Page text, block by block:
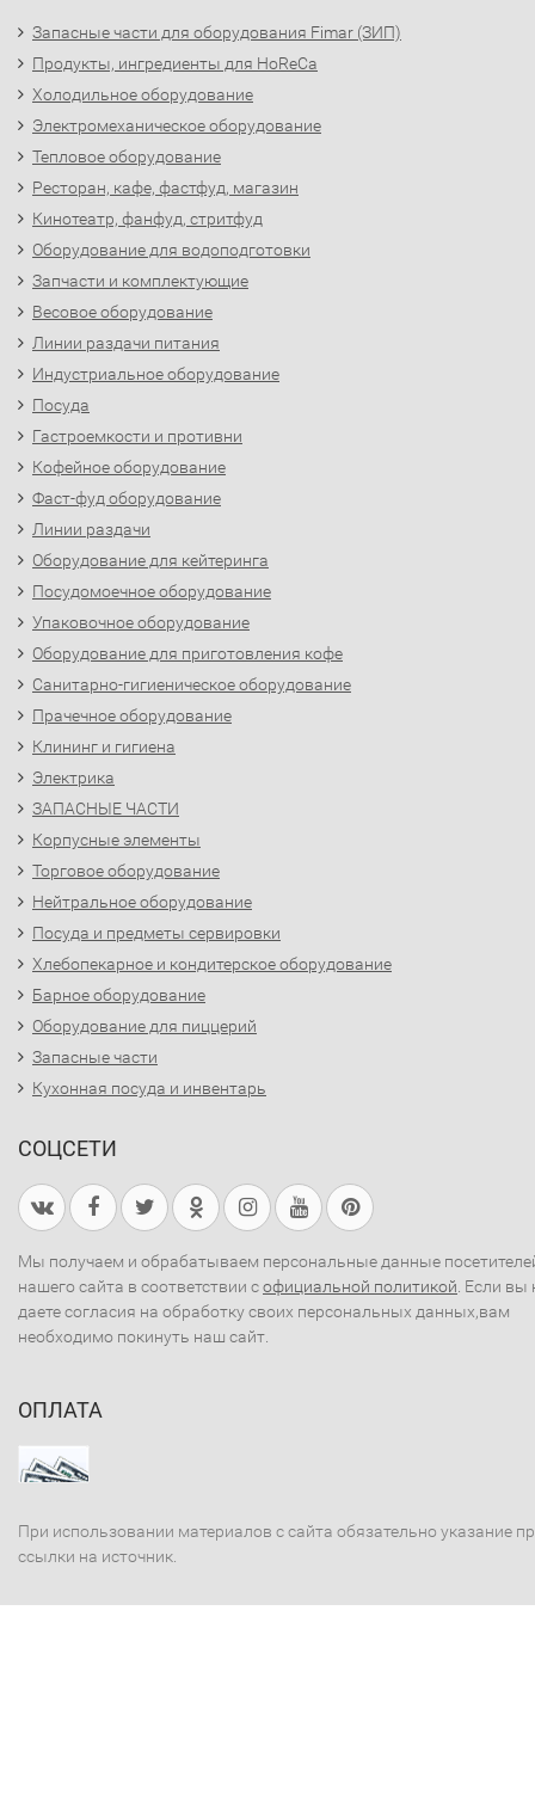
Запасные части для оборудования Fimar (ЗИП)
Продукты, ингредиенты для HoReCa
Холодильное оборудование
Электромеханическое оборудование
Тепловое оборудование
Ресторан, кафе, фастфуд, магазин
Кинотеатр, фанфуд, стритфуд
Оборудование для водоподготовки
Запчасти и комплектующие
Весовое оборудование
Линии раздачи питания
Индустриальное оборудование
Посуда
Гастроемкости и противни
Кофейное оборудование
Фаст-фуд оборудование
Линии раздачи
Оборудование для кейтеринга
Посудомоечное оборудование
Упаковочное оборудование
Оборудование для приготовления кофе
Санитарно-гигиеническое оборудование
Прачечное оборудование
Клининг и гигиена
Электрика
ЗАПАСНЫЕ ЧАСТИ
Корпусные элементы
Торговое оборудование
Нейтральное оборудование
Посуда и предметы сервировки
Хлебопекарное и кондитерское оборудование
Барное оборудование
Оборудование для пиццерий
Запасные части
Кухонная посуда и инвентарь
СОЦСЕТИ
Мы получаем и обрабатываем персональные данные
нашего сайта в соответствии софициальной политикой . Если вы
даете согласия на обработку своих персональных данных,вам
необходимо покинуть наш сайт.
ОПЛАТА
При использовании материалов с сайта обязательно указание
ссылки на источник.